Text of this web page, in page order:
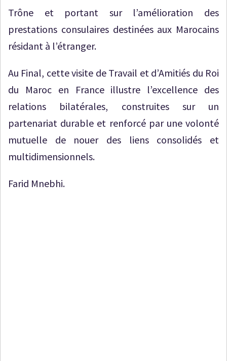
Trône et portant sur l’amélioration des
prestations consulaires destinées aux Marocains
résidant à l’étranger.
Au Final, cette visite de Travail et d’Amitiés du Roi
du Maroc en France illustre l’excellence des
relations bilatérales, construites sur un
partenariat durable et renforcé par une volonté
mutuelle de nouer des liens consolidés et
multidimensionnels.
Farid Mnebhi.